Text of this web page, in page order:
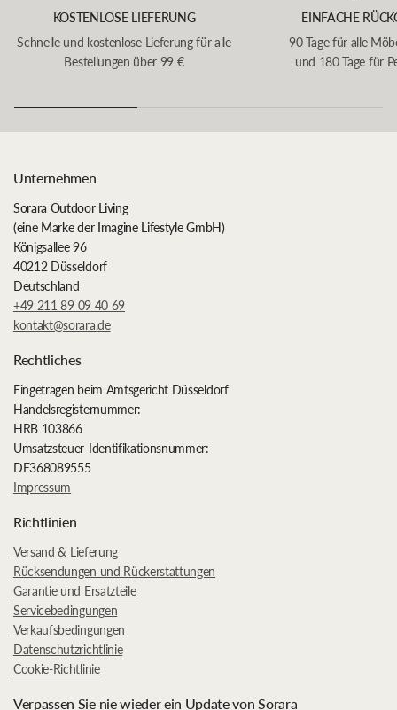
KOSTENLOSE LIEFERUNG
Schnelle und kostenlose Lieferung für alle
Bestellungen über 99 €
EINFACHE
90 Tage für alle
und 180 Tage für
Unternehmen
Sorara Outdoor Living
(eine Marke der Imagine Lifestyle GmbH)
Königsallee 96
40212 Düsseldorf
Deutschland
+49 211 89 09 40 69
kontakt@sorara.de
Rechtliches
Eingetragen beim Amtsgericht Düsseldorf
Handelsregisternummer:
HRB 103866
Umsatzsteuer-Identifikationsnummer:
DE368089555
Impressum
Richtlinien
Versand & Lieferung
Rücksendungen und Rückerstattungen
Garantie und Ersatzteile
Servicebedingungen
Verkaufsbedingungen
Datenschutzrichtlinie
Cookie-Richtlinie
Verpassen Sie nie wieder ein Update von Sorara